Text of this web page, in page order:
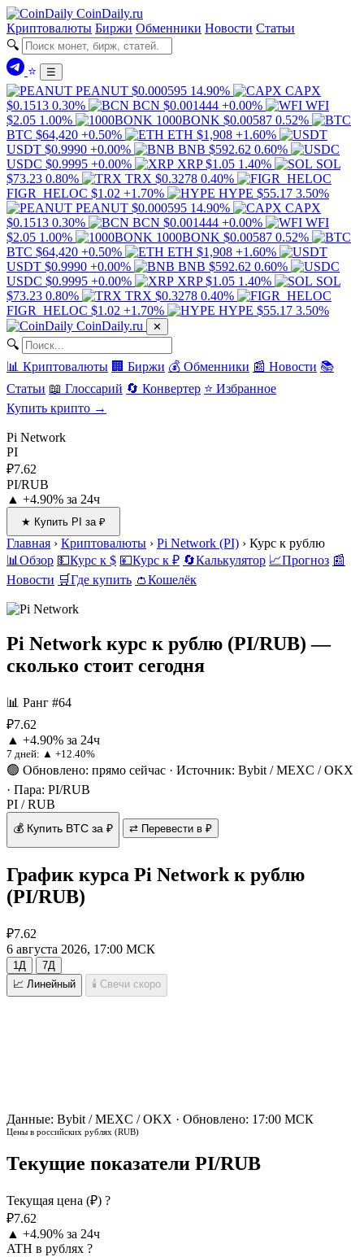
CoinDaily.ru
Криптовалюты Биржи Обменники Новости Статьи
🔍
⭐
☰
PEANUT $0.000595 14.90%
CAPX
$0.1513 0.30% BCN $0.001444 +0.00%
WFI
$2.05 1.00% 1000BONK $0.00587 0.52%
BTC $64,420 +0.50% ETH $1,908 +1.60%
USDT $0.9990 +0.00% BNB $592.62 0.60%
USDC $0.9995 +0.00% XRP $1.05 1.40%
SOL
$73.23 0.80% TRX $0.3278 0.40%
FIGR_HELOC $1.02 +1.70% HYPE $55.17 3.50%
PEANUT $0.000595 14.90%
CAPX
$0.1513 0.30% BCN $0.001444 +0.00%
WFI
$2.05 1.00% 1000BONK $0.00587 0.52%
BTC $64,420 +0.50% ETH $1,908 +1.60%
USDT $0.9990 +0.00% BNB $592.62 0.60%
USDC $0.9995 +0.00% XRP $1.05 1.40%
SOL
$73.23 0.80% TRX $0.3278 0.40%
FIGR_HELOC $1.02 +1.70% HYPE $55.17 3.50%
CoinDaily.ru ✕
🔍
📊 Криптовалюты 🏢 Биржи 💰 Обменники 📰 Новости 📚
Статьи 📖 Глоссарий 🔄 Конвертер ⭐ Избранное
Купить крипто →
Pi Network
PI
₽7.62
PI/RUB
▲ +4.90% за 24ч
★ Купить PI за ₽
Главная › Криптовалюты › Pi Network (PI) › Курс к рублю
📊 Обзор 💵Курс к $ 💴Курс к ₽ 🔄Калькулятор 📈Прогноз 📰
Новости 🛒Где купить 👛Кошелёк
Pi Network курс к рублю (PI/RUB) —
сколько стоит сегодня
📊 Ранг #64
₽7.62
▲ +4.90% за 24ч
7 дней: ▲ +12.40%
🟢 Обновлено: прямо сейчас · Источник: Bybit / MEXC / OKX
· Пара: PI/RUB
PI / RUB
💰 Купить BTC за ₽ ⇄ Перевести в ₽
График курса Pi Network к рублю
(PI/RUB)
₽7.62
6 августа 2026, 17:00 МСК
1Д
7Д
📈 Линейный
🕯 Свечи скоро
Данные: Bybit / MEXC / OKX · Обновлено: 17:00 МСК
Цены в российских рублях (RUB)
Текущие показатели PI/RUB
Текущая цена (₽) ?
₽7.62
▲ +4.90% за 24ч
ATH в рублях ?